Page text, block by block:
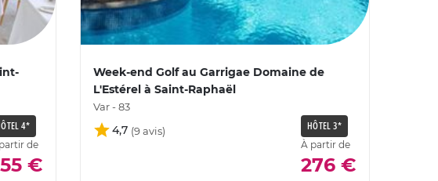
4*
de
€
Week-end Golf au Garrigae Domaine de
L'Estérel à Saint-Raphaël
Var - 83
4,7 HÔTEL 3*
À partir de
276 €